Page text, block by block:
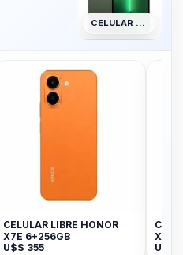
CELULAR LIBRE
CELULAR LIBRE HONOR
X7E 6+256GB
U$S355
X5C
U$S